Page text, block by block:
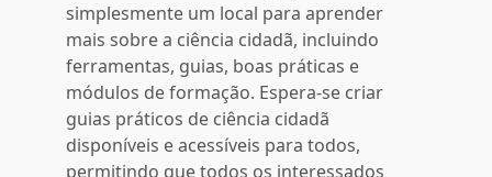
simplesmente um local para aprender
mais sobre a ciência cidadã, incluindo
ferramentas, guias, boas práticas e
módulos de formação. Espera-se criar
guias práticos de ciência cidadã
disponíveis e acessíveis para todos,
permitindo que todos os interessados